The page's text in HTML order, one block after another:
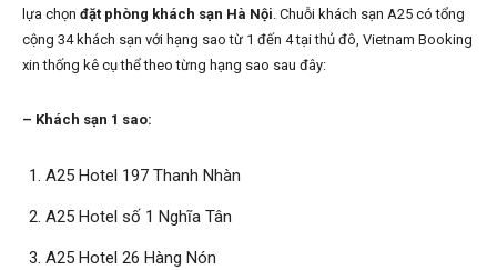
lựa chọn đặt phòng khách sạn Hà Nội. Chuỗi khách sạn A25 có tổng
cộng 34 khách sạn với hạng sao từ 1 đến 4 tại thủ đô, Vietnam Booking
xin thống kê cụ thể theo từng hạng sao sau đây:
– Khách sạn 1 sao:
A25 Hotel 197 Thanh Nhàn
A25 Hotel số 1 Nghĩa Tân
A25 Hotel 26 Hàng Nón